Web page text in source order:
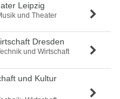
Leipzig
und Theater
Dresden
und Wirtschaft
und Kultur